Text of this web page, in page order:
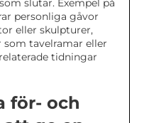
slutar. Exempel på
personliga gåvor
eller skulpturer,
som tavelramar eller
tidningar
för- och